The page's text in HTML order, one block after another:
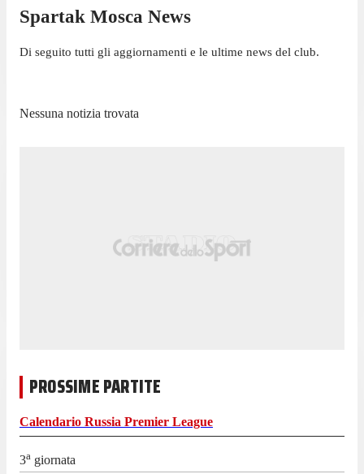
Spartak Mosca News
Di seguito tutti gli aggiornamenti e le ultime news del club.
Nessuna notizia trovata
PROSSIME PARTITE
Calendario Russia Premier League
3a giornata